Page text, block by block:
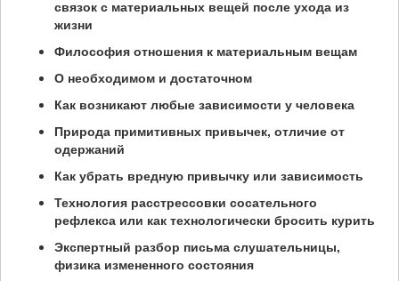
связок с материальных вещей после ухода из
жизни
Философия отношения к материальным вещам
О необходимом и достаточном
Как возникают любые зависимости у человека
Природа примитивных привычек, отличие от
одержаний
Как убрать вредную привычку или зависимость
Технология расстрессовки сосательного
рефлекса или как технологически бросить курить
Экспертный разбор письма слушательницы,
физика измененного состояния